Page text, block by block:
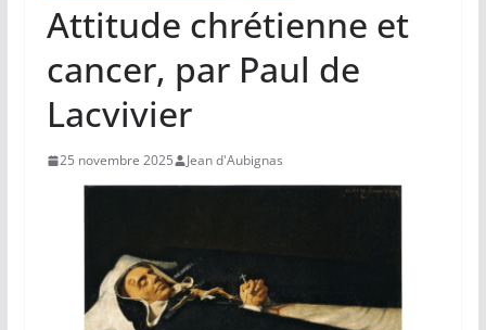
Attitude chrétienne et
cancer, par Paul de
Lacvivier
25 novembre 2025 Jean d'Aubignas